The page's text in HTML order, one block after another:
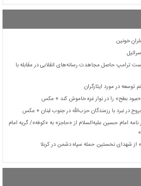
از شهدای نخستین حمله سپاه دشمن در کربلا
خونین
ترامپ حاصل مجاهدت رسانه‌های انقلابی در مقابله با
بطح» را در نوار غزه خاموش کند + عکس
امام حسین علیه‌السلام از «حاجز» به «کوفه»/ گریه امام
از شهدای نخستین حمله سپاه دشمن در کربلا
خونین